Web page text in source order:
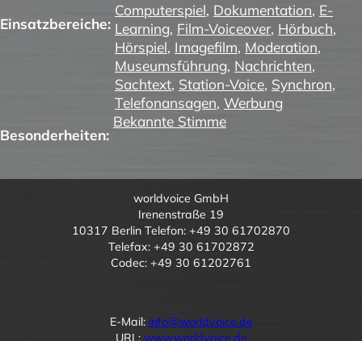
Einsatzbereiche:
Computerspiel, Dokumentation, E-
Learning, Film-Voiceover, Hörbuch,
Hörspiel, Imagefilm, Moderation,
Museumsführung, Nachrichten,
Sachtext, Station-Voice, Synchron,
Telefonansagen, Werbung
Besonderheiten:
Bekannte Stimme
worldvoice GmbH
Irenenstraße 19
10317 Berlin Telefon: +49 30 61702870
Telefax: +49 30 61702872
Codec: +49 30 61202761
E-Mail: info@worldvoice.de
URL: www.worldvoice.de